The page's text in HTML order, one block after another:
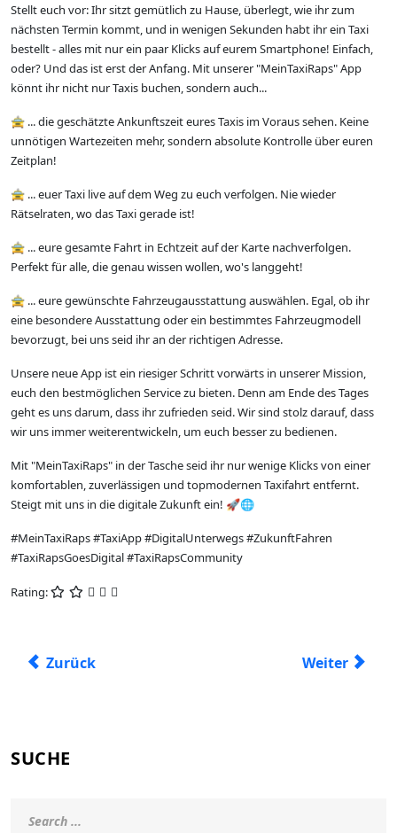
Stellt euch vor: Ihr sitzt gemütlich zu Hause, überlegt, wie ihr zum
nächsten Termin kommt, und in wenigen Sekunden habt ihr ein Taxi
bestellt - alles mit nur ein paar Klicks auf eurem Smartphone! Einfach,
oder? Und das ist erst der Anfang. Mit unserer "MeinTaxiRaps" App
könnt ihr nicht nur Taxis buchen, sondern auch...
🚖 ... die geschätzte Ankunftszeit eures Taxis im Voraus sehen. Keine
unnötigen Wartezeiten mehr, sondern absolute Kontrolle über euren
Zeitplan!
🚖 ... euer Taxi live auf dem Weg zu euch verfolgen. Nie wieder
Rätselraten, wo das Taxi gerade ist!
🚖 ... eure gesamte Fahrt in Echtzeit auf der Karte nachverfolgen.
Perfekt für alle, die genau wissen wollen, wo's langgeht!
🚖 ... eure gewünschte Fahrzeugausstattung auswählen. Egal, ob ihr
eine besondere Ausstattung oder ein bestimmtes Fahrzeugmodell
bevorzugt, bei uns seid ihr an der richtigen Adresse.
Unsere neue App ist ein riesiger Schritt vorwärts in unserer Mission,
euch den bestmöglichen Service zu bieten. Denn am Ende des Tages
geht es uns darum, dass ihr zufrieden seid. Wir sind stolz darauf, dass
wir uns immer weiterentwickeln, um euch besser zu bedienen.
Mit "MeinTaxiRaps" in der Tasche seid ihr nur wenige Klicks von einer
komfortablen, zuverlässigen und topmodernen Taxifahrt entfernt.
Steigt mit uns in die digitale Zukunft ein! 🚀🌐
#MeinTaxiRaps #TaxiApp #DigitalUnterwegs #ZukunftFahren
#TaxiRapsGoesDigital #TaxiRapsCommunity
Rating:
Vorheriger Beitrag: Von Herz zu Herz: Das
Zurück Nächster
Weiter
SUCHE